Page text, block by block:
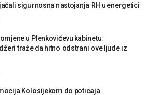
sigurnosna nastojanja RH u energetici
u Plenkovićevu kabinetu:
traže da hitno odstrani ove ljude iz
Kolosijekom do poticaja